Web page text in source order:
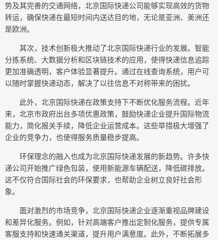
势及其完善的交通网络，北京国际快递公司能够实现高效的货物
转运，确保快递在最短时间内送达目的地，无论是亚洲、美洲还
是欧洲。
其次，技术创新极大推动了北京国际快递行业的发展。智能
分拣系统、大数据分析和区块链技术的应用，使得快递信息追踪
更加准确透明，客户体验显著提升。通过在线查询系统，用户可
以随时掌握快递动态，解决了以往信息不对称带来的困扰。
此外，北京国际快递在政策支持下不断优化服务流程。近年
来，北京市政府出台多项优惠政策，鼓励快递企业提升国际物流
能力，简化报关手续，降低企业运营成本。这些举措极大增强了
企业的竞争力，也使得服务质量稳步提高。
环保理念的融入也成为北京国际快递发展的新趋势。许多快
递公司开始推广绿色包装，使用新能源车辆配送，降低碳排放。
这不仅符合国际社会的环保要求，也帮助企业树立良好社会形
象。
面对激烈的市场竞争，北京国际快递企业逐渐重视品牌建设
和差异化服务。例如，针对高端客户推出定制化服务，提供专属
客服支持和快速通关渠道，提升用户满意度。此外，不断拓展多